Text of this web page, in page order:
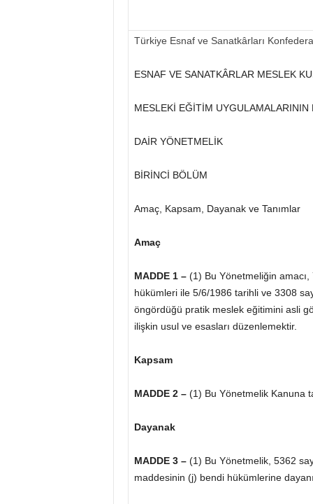
Türkiye Esnaf ve Sanatkârları
ESNAF VE SANATKÂRLAR MESLEK
MESLEKİ EĞİTİM UYGULAMALARININ
DAİR YÖNETMELİK
BİRİNCİ BÖLÜM
Amaç, Kapsam, Dayanak ve Tanımlar
Amaç
MADDE 1 – (1) Bu Yönetmeliğin
hükümleri ile 5/6/1986 tarihli ve 3308
öngördüğü pratik meslek eğitimini asli
ilişkin usul ve esasları düzenlemektir.
Kapsam
MADDE 2 – (1) Bu Yönetmelik Kanuna
Dayanak
MADDE 3 – (1) Bu Yönetmelik, 5362
maddesinin (j) bendi hükümlerine